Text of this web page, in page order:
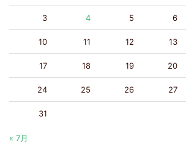
3 4 5 6
10 11 12 13
17 18 19 20
24 25 26 27
31
« 7月